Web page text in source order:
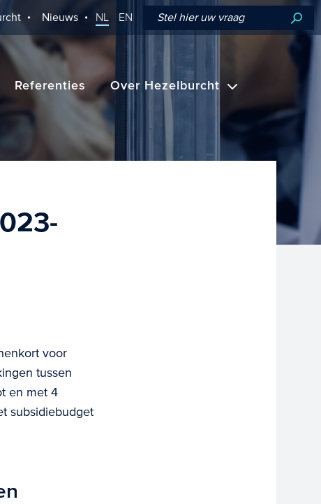
Nieuws NL EN
Referenties Over Hezelburcht
voor
tussen
en met 4
subsidiebudget